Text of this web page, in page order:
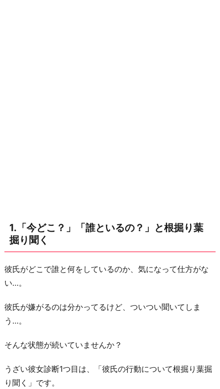
2.
L
N
E
返
信
い
と
1.「今どこ？」「誰といるの？」と根掘り葉
掘り聞く
彼氏がどこで誰と何をしているのか、気になって仕方がな
い…。
彼氏が嫌がるのは分かってるけど、ついつい聞いてしま
う…。
そんな状態が続いていませんか？
うざい彼女診断1つ目は、「彼氏の行動について根掘り葉掘
り聞く」です。